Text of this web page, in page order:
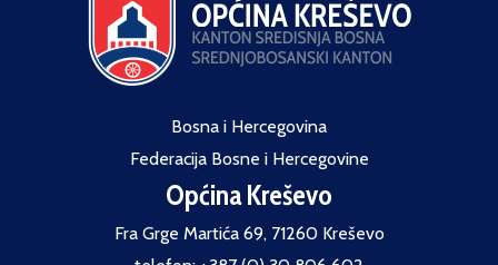
Bosna i Hercegovina
Federacija Bosne i Hercegovine
Općina Kreševo
Fra Grge Martića 69, 71260 Kreševo